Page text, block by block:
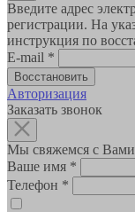
Введите адрес
регистрации. На
инструкция по
E-mail *
Авторизация
Заказать звонок
Мы свяжемся с
Ваше имя *
Телефон *